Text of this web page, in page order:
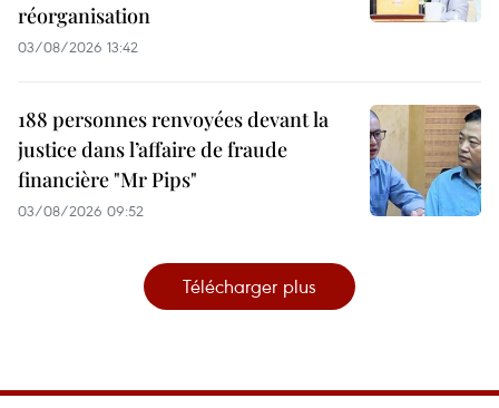
réorganisation
03/08/2026 13:42
188 personnes renvoyées devant la
justice dans l’affaire de fraude
financière "Mr Pips"
03/08/2026 09:52
Télécharger plus